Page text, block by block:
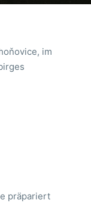
im
präpariert